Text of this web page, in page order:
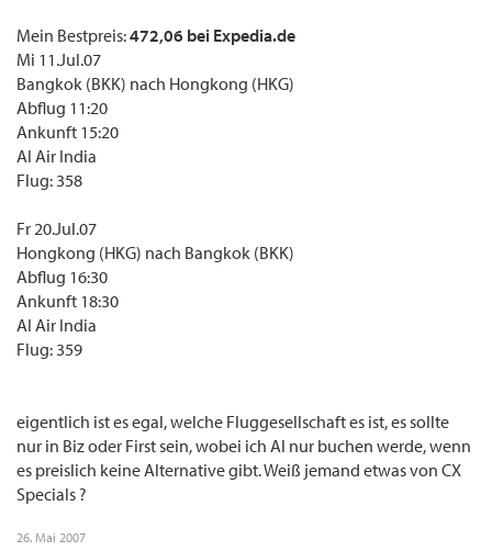
Mein Bestpreis:472,06 bei Expedia.de
Mi 11.Jul.07
Bangkok (BKK) nach Hongkong (HKG)
Abflug 11:20
Ankunft 15:20
AI Air India
Flug: 358
Fr 20.Jul.07
Hongkong (HKG) nach Bangkok (BKK)
Abflug 16:30
Ankunft 18:30
AI Air India
Flug: 359
eigentlich ist es egal, welche Fluggesellschaft es ist, es sollte
nur in Biz oder First sein, wobei ich AI nur buchen werde, wenn
es preislich keine Alternative gibt. Weiß jemand etwas von CX
Specials ?
26. Mai 2007